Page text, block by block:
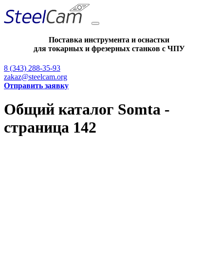
Поставка инструмента и оснастки
для токарных и фрезерных станков с ЧПУ
8 (343) 288-35-93
zakaz@steelcam.org
Отправить заявку
Общий каталог Somta -
страница 142